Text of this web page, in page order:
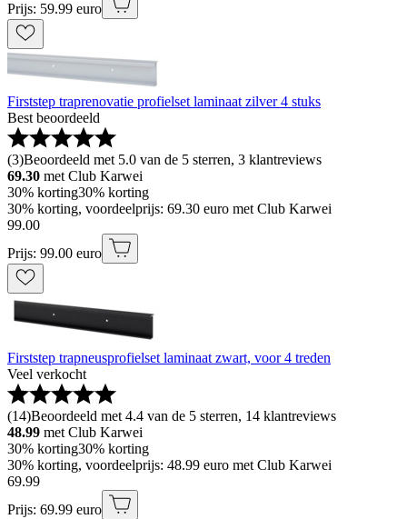
Prijs: 59.99 euro
Firststep traprenovatie profielset laminaat zilver 4 stuks
Best beoordeeld
(3)Beoordeeld met 5.0 van de 5 sterren, 3 klantreviews
69.30 met Club Karwei
30% korting30% korting
30% korting, voordeelprijs: 69.30 euro met Club Karwei
99.00
Prijs: 99.00 euro
Firststep trapneusprofielset laminaat zwart, voor 4 treden
Veel verkocht
(14)Beoordeeld met 4.4 van de 5 sterren, 14 klantreviews
48.99 met Club Karwei
30% korting30% korting
30% korting, voordeelprijs: 48.99 euro met Club Karwei
69.99
Prijs: 69.99 euro